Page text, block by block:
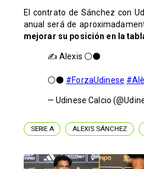
El contrato de Sánchez con
anual será de
mejorar su posición en la
✍️ Alexis ⚪️⚫️
⚪️⚫️ #ForzaUdinese
— Udinese Calcio
SERIE A ALEXIS SÁNCHEZ